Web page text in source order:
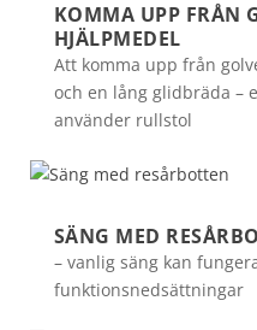
KOMMA UPP FRÅN
HJÄLPMEDEL
Att komma upp från
och en lång glidbräda –
använder rullstol
SÄNG MED
– vanlig säng kan
funktionsnedsättningar